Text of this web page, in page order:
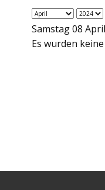
Samstag 08
Es wurden